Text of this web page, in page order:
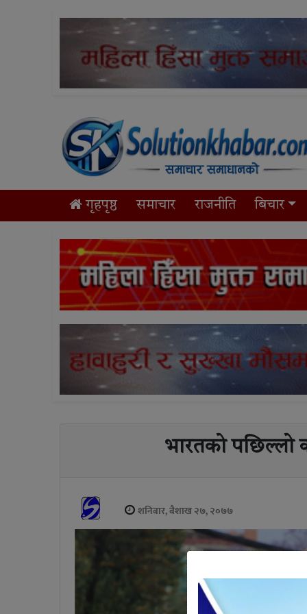
गृहपृष्ठ समाचार राजनीति बिचार
भारतको पछिल्लो
शनिबार, बैशाख २७, २०७७